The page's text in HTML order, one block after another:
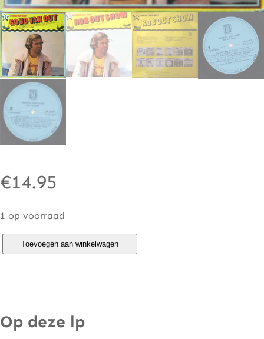
€14.95
1 op voorraad
i
Toevoegen aan winkelwagen
Op deze lp